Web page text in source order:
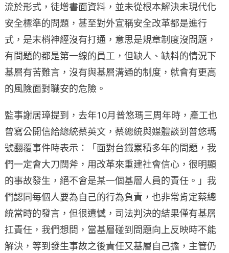
流於形式，徒增書面資料，並未從根本解決未現代化
安全標準的問題，甚至對外宣稱安全改革都是進行
式，是末梢神經沒有打通，意思是規章制度沒問題，
有問題的都是第一線的員工，但缺人、缺料的情況下
基層有苦難言，沒有與基層溝通的制度，就會有更高
的風險面對職安的危險。
監事謝居璋提到，去年10月普悠瑪三周年時，產工也
曾寫公開信給總統蔡英文，蔡總統與媒體談到普悠瑪
號翻覆事件時表示：「面對台鐵累積多年的問題，我
們一定會大刀闊斧，用改革來重建社會信心，很明顯
的事故發生，絕不會是某一個基層人員的責任。」我
們認同每個人要為自己的行為負責，也非常肯定蔡總
統當時的發言，但很遺憾，司法判決的結果僅有基層
扛責任，我們想問，當基層碰到問題向上反映時不能
解決，等到發生事故之後責任又基層自己擔，主管仍